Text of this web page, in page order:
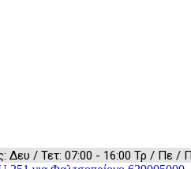
Δευ / Τετ: 07:00 - 16:00 Τρ / Πε /